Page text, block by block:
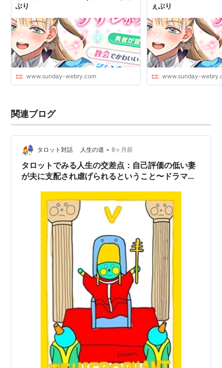
ぶり
www.sunday-webry.com
ぇぶり
www.sunday-
関連ブログ
タロット対話 人生の道 • 8ヶ月前
タロットでみる人生の交差点：自己評価の低い妻
が夫に支配され虐げられるということ〜ドラマ
配と「愚者／隠者」の自由